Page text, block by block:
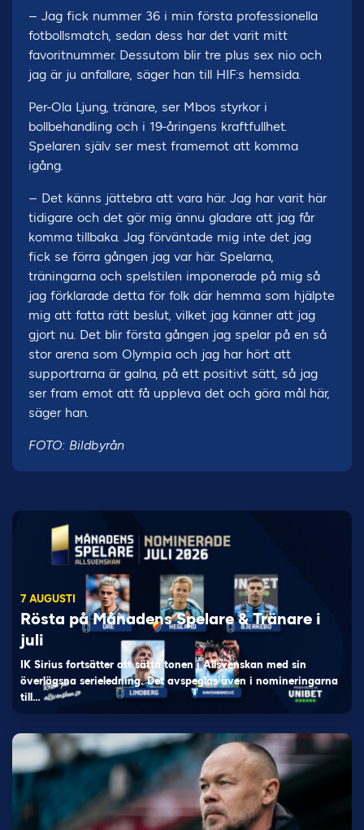
– Jag fick nummer 36 i min första professionella
fotbollsmatch, sedan dess har det varit mitt
favoritnummer. Dessutom blir tre plus sex nio och
jag är ju anfallare, säger han till HIF:s hemsida.
Per-Ola Ljung, tränare, ser Mbos styrkor i
bollbehandling och i 19-åringens kraftfullhet.
Spelaren själv ser mest framemot att komma
igång.
– Det känns jättebra att vara här. Jag har varit här
tidigare och det gör mig ännu gladare att jag får
komma tillbaka. Jag förväntade mig inte det jag
fick se förra gången jag var här. Spelarna,
träningarna och spelstilen imponerade på mig så
jag förklarade detta för folk där hemma som hjälpte
mig att fatta rätt beslut, vilket jag känner att jag
gjort nu. Det blir första gången jag spelar på en så
stor arena som Olympia och jag har hört att
supportrarna är galna, på ett positivt sätt, så jag
ser fram emot att få uppleva det och göra mål här,
säger han.
FOTO: Bildbyrån
7 AUGUSTI
Rösta på Månadens Spelare & Tränare i
juli
IK Sirius fortsätter att sätta tonen i Allsvenskan med sin
överlägsna serieledning. Det avspeglas även i nomineringarna
till…